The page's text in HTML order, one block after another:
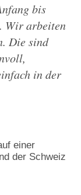
mit
und
einer
der Schweiz